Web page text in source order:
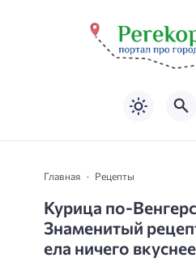
Главная Рецепты
Курица по-
Знаменитый
ела ничего вкуснее